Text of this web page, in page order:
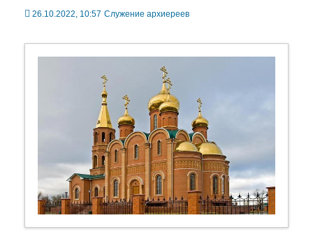
26.10.2022, 10:57 Служение архиереев